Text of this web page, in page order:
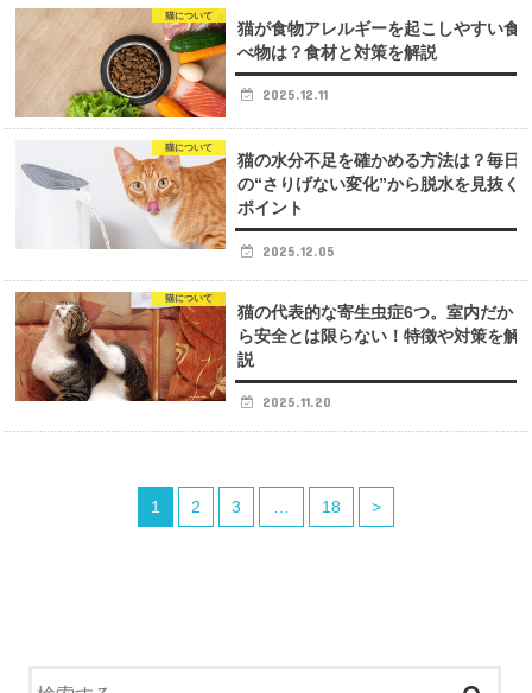
猫について
猫が食物アレルギーを起こしやすい食
べ物は？食材と対策を解説
2025.12.11
猫について
猫の水分不足を確かめる方法は？毎日
の“さりげない変化”から脱水を見抜く
ポイント
2025.12.05
猫について
猫の代表的な寄生虫症6つ。室内だか
ら安全とは限らない！特徴や対策を解
説
2025.11.20
1 2 3 18 >